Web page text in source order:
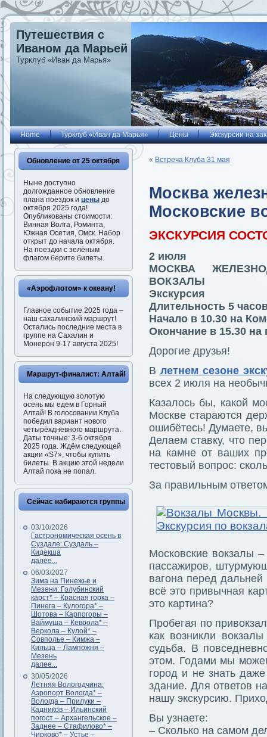
Путешествия с
Иваном да Марьей
Турклуб «Иван да Марья»
Home Турклуб «Иван да Марья» Цены Экскурсии на
Обновление от 25 октября
Ныне доступно
долгожданное обновление
плана поездок и цены до
октября 2025 года!
Опубликованы стоимости:
Винная Волга, Роминта,
Южная Осетия, Омск. Набор
открыт до начала октября.
На поездки с зелёным
флагом берите билеты.
«Аэрофлотом» к океану!
Главное событие 2025 года –
наш сахалинский маршрут!
Остались последние места в
группе на Сахалин и
Монерон 9-17 августа 2025!
Маршрут-финалист: Алтай!
На следующую золотую
осень мы едем в Горный
Алтай! В голосовании Клуба
победил вариант нового
четырёхдневного маршрута.
Даты точные: 3-6 октября
2025 года. Ждём следующей
акции «S7», чтобы купить
билеты. В акцию этой недели
Алтай пока не попал.
Сейчас набираются группы
03/10/2026
Гастрономическая осень в
Суздале: Суздаль –
Кидекша
далее...
06/03/2027
Зима на Пинежье и
Мезени: Голубинский
карст* – Красная горка –
Пинега – Кулогора* –
Шотова – Карпогоры –
Ваймуша – Кеврола* –
Веркола – Кулой* –
Совполье – Кимжа –
Кильца – Лампожня –
Мезень
далее...
30/05/2026
Летняя Вологодчина:
Аэропорт Вологда* –
Вологда – Прилуки –
Кадников – Ильинский
погост – Архангельское –
Заднее – Стафилово* –
Чирково* – Устье –
« Встреча Клуба 31 мая
Москва
Московские
ЭКСКУРСИЯ
2 июля
МОСКВА
ВОКЗАЛЫ
Экскурсия
Длительность 5
Начало в 10.30 на
Окончание в 15.30
Дорогие друзья!
В летнем сезоне
всех 2 июля на
Казалось бы, какой
Москве стараются
ошибётесь! Думаете,
Делаем ставку, что
на камне от ваших
тестовый вопрос:
За правильным
Московские вокзалы
пассажиров,
вагона перед
всё это привычная
это картина?
Пробегая по
как возникли
судьба. В
этом. Годами мы
город и не знать
здание. Для ответов
нашу экскурсию.
Вы узнаете:
– Сколько на самом